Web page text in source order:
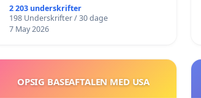
2 203 underskrifter
198 Underskrifter / 30 dage
7 May 2026
OPSIG BASEAFTALEN MED USA